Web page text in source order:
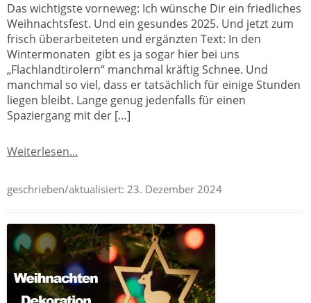
Das wichtigste vorneweg: Ich wünsche Dir ein friedliches
Weihnachtsfest. Und ein gesundes 2025. Und jetzt zum
frisch überarbeiteten und ergänzten Text: In den
Wintermonaten gibt es ja sogar hier bei uns
„Flachlandtirolern“ manchmal kräftig Schnee. Und
manchmal so viel, dass er tatsächlich für einige Stunden
liegen bleibt. Lange genug jedenfalls für einen
Spaziergang mit der […]
Weiterlesen...
geschrieben/aktualisiert: 23. Dezember 2024